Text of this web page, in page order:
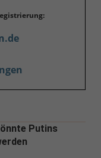
Putins